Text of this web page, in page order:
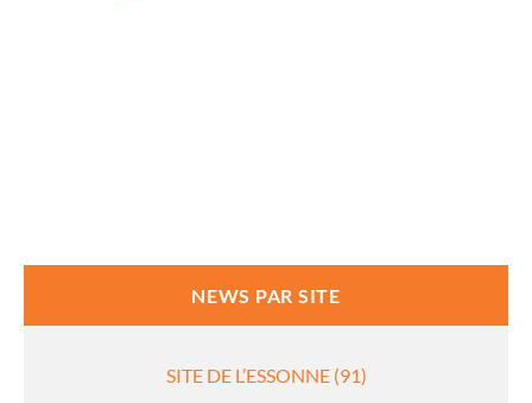
NEWS PAR SITE
SITE DE L’ESSONNE (91)